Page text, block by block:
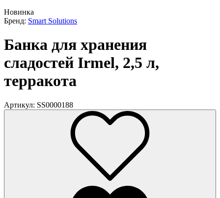
Новинка
Бренд: Smart Solutions
Банка для хранения
сладостей Irmel, 2,5 л,
терракота
Артикул: SS0000188